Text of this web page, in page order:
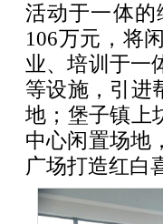
活动于一体
106万元，将
业、培训于一
等设施，引进
地；堡子镇上
中心闲置场地
广场打造红白